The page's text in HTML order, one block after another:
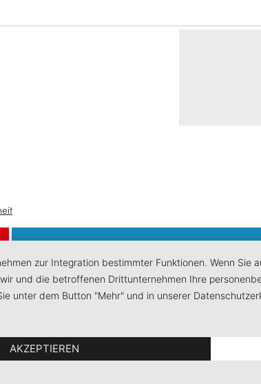
zur Integration bestimmter Funktionen. Wenn Sie
und die betroffenen Drittunternehmen Ihre
unter dem Button "Mehr" und in unserer
AKZEPTIEREN